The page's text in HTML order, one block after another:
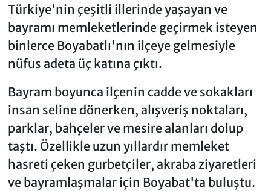
Türkiye'nin çeşitli illerinde yaşayan ve
bayramı memleketlerinde geçirmek isteyen
binlerce Boyabatlı'nın ilçeye gelmesiyle
nüfus adeta üç katına çıktı.
Bayram boyunca ilçenin cadde ve sokakları
insan seline dönerken, alışveriş noktaları,
parklar, bahçeler ve mesire alanları dolup
taştı. Özellikle uzun yıllardır memleket
hasreti çeken gurbetçiler, akraba ziyaretleri
ve bayramlaşmalar için Boyabat'ta buluştu.